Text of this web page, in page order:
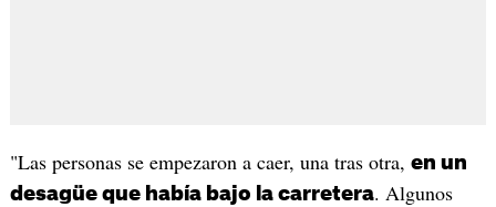
"Las personas se empezaron a caer, una tras otra, en un
desagüe que había bajo la carretera. Algunos